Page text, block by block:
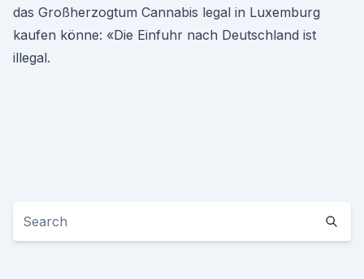
das Großherzogtum Cannabis legal in Luxemburg
kaufen könne: «Die Einfuhr nach Deutschland ist
illegal.